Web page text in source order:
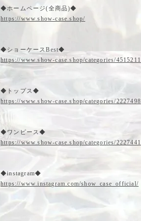
◆ホームページ(全商品)◆
https://www.show-case.shop/
◆ショーケースBest◆
https://www.show-case.shop/categories/4515211
◆トップス◆
https://www.show-case.shop/categories/2227498
◆ワンピース◆
https://www.show-case.shop/categories/2227441
◆instagram◆
https://www.instagram.com/show_case_official/